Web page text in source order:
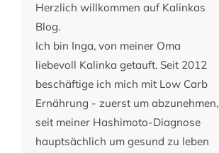
Herzlich willkommen auf Kalinkas
Blog.
Ich bin Inga, von meiner Oma
liebevoll Kalinka getauft. Seit 2012
beschäftige ich mich mit Low Carb
Ernährung - zuerst um abzunehmen,
seit meiner Hashimoto-Diagnose
hauptsächlich um gesund zu leben